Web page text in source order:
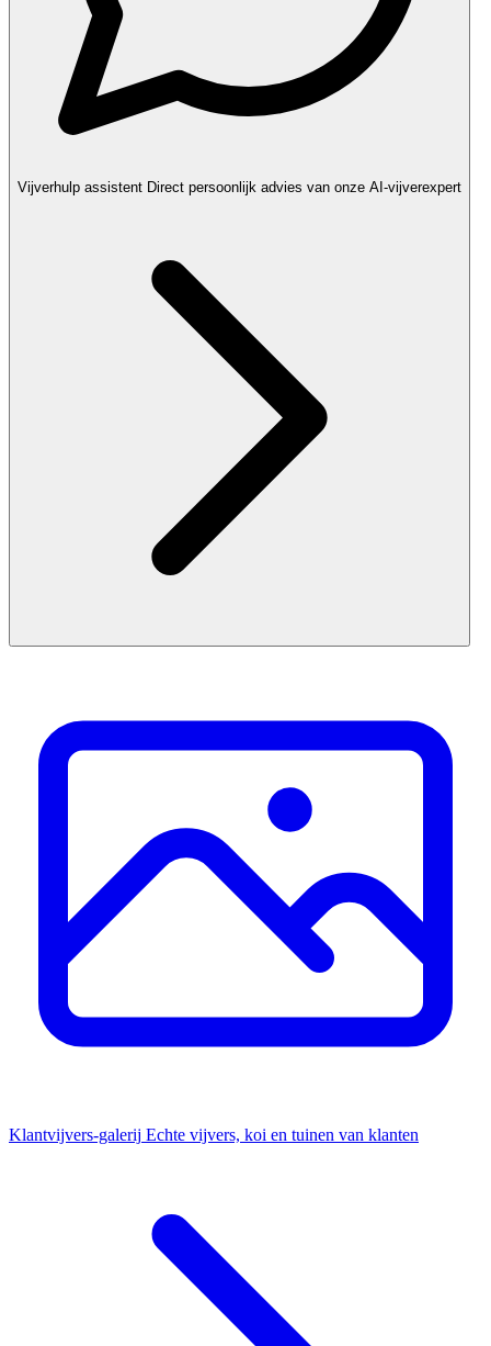
Vijverhulp assistent Direct persoonlijk advies van onze AI-vijverexpert
Klantvijvers-galerij Echte vijvers, koi en tuinen van klanten